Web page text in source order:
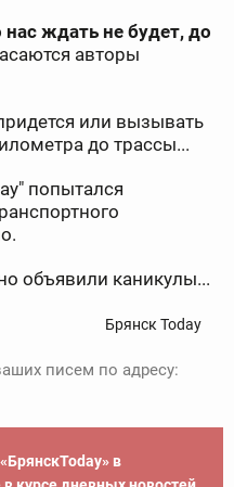
нас ждать не будет, до
авторы
или вызывать
до трассы...
попытался
объявили каникулы...
Брянск Today
писем по адресу:
в